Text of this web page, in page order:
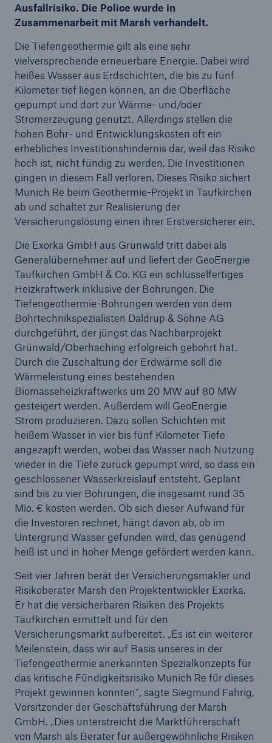
Ausfallrisiko. Die Police wurde in
Zusammenarbeit mit Marsh verhandelt.
Die Tiefengeothermie gilt als eine sehr
vielversprechende erneuerbare Energie. Dabei wird
heißes Wasser aus Erdschichten, die bis zu fünf
Kilometer tief liegen können, an die Oberfläche
gepumpt und dort zur Wärme- und/oder
Stromerzeugung genutzt. Allerdings stellen die
hohen Bohr- und Entwicklungskosten oft ein
erhebliches Investitionshindernis dar, weil das Risiko
hoch ist, nicht fündig zu werden. Die Investitionen
gingen in diesem Fall verloren. Dieses Risiko sichert
Munich Re beim Geothermie-Projekt in Taufkirchen
ab und schaltet zur Realisierung der
Versicherungslösung einen ihrer Erstversicherer ein.
Die Exorka GmbH aus Grünwald tritt dabei als
Generalübernehmer auf und liefert der GeoEnergie
Taufkirchen GmbH & Co. KG ein schlüsselfertiges
Heizkraftwerk inklusive der Bohrungen. Die
Tiefengeothermie-Bohrungen werden von dem
Bohrtechnikspezialisten Daldrup & Söhne AG
durchgeführt, der jüngst das Nachbarprojekt
Grünwald/Oberhaching erfolgreich gebohrt hat.
Durch die Zuschaltung der Erdwärme soll die
Wärmeleistung eines bestehenden
Biomasseheizkraftwerks um 20 MW auf 80 MW
gesteigert werden. Außerdem will GeoEnergie
Strom produzieren. Dazu sollen Schichten mit
heißem Wasser in vier bis fünf Kilometer Tiefe
angezapft werden, wobei das Wasser nach Nutzung
wieder in die Tiefe zurück gepumpt wird, so dass ein
geschlossener Wasserkreislauf entsteht. Geplant
sind bis zu vier Bohrungen, die insgesamt rund 35
Mio. € kosten werden. Ob sich dieser Aufwand für
die Investoren rechnet, hängt davon ab, ob im
Untergrund Wasser gefunden wird, das genügend
heiß ist und in hoher Menge gefördert werden kann.
Seit vier Jahren berät der Versicherungsmakler und
Risikoberater Marsh den Projektentwickler Exorka.
Er hat die versicherbaren Risiken des Projekts
Taufkirchen ermittelt und für den
Versicherungsmarkt aufbereitet. „Es ist ein weiterer
Meilenstein, dass wir auf Basis unseres in der
Tiefengeothermie anerkannten Spezialkonzepts für
das kritische Fündigkeitsrisiko Munich Re für dieses
Projekt gewinnen konnten“, sagte Siegmund Fahrig,
Vorsitzender der Geschäftsführung der Marsh
GmbH. „Dies unterstreicht die Marktführerschaft
von Marsh als Berater für außergewöhnliche Risiken
Reinsurance Property/Casualty
Marine Trend Radar 2025
Versicherungslücke: der Anteil der nicht
versicherten Schäden aus Naturkatastrophen
seit 1980 beträgt
71.8%
Lösungen
Sachdeckung durch einen leistungsfähigen
Rückversicherungspartner